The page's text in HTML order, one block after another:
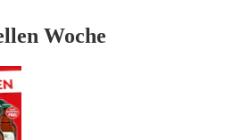
Woche